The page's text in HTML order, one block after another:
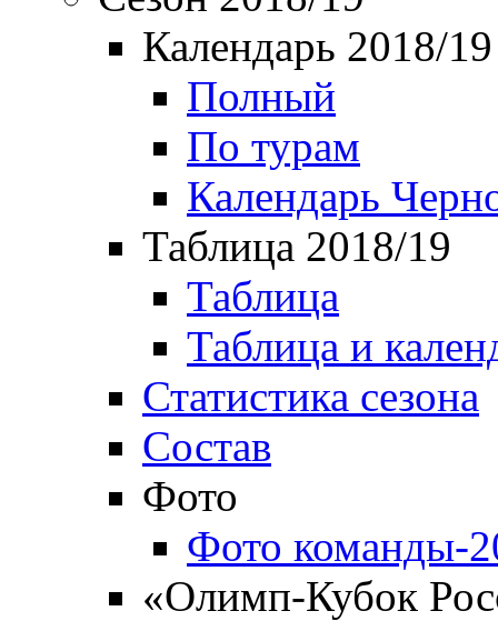
Календарь 2018/19
Полный
По турам
Календарь
Таблица 2018/19
Таблица
Таблица и
Статистика сезона
Состав
Фото
Фото команды-
«Олимп-Кубок